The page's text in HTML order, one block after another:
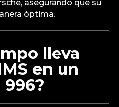
asegurando que su
óptima.
lleva
en un
996?